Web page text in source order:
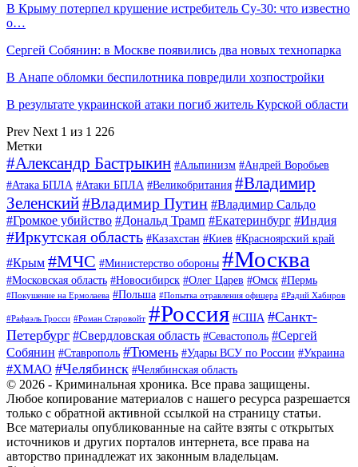
В Крыму потерпел крушение истребитель Су-30: что известно
о…
Сергей Собянин: в Москве появились два новых технопарка
В Анапе обломки беспилотника повредили хозпостройки
В результате украинской атаки погиб житель Курской области
Prev Next 1 из 1 226
Метки
#Александр Бастрыкин #Альпинизм #Андрей Воробьев
#Атака БПЛА #Атаки БПЛА #Великобритания #Владимир
Зеленский#Владимир Путин #Владимир Сальдо
#Громкое убийство #Дональд Трамп #Екатеринбург #Индия
#Иркутская область #Казахстан #Киев #Красноярский край
#Крым #МЧС #Министерство обороны #Москва
#Московская область #Новосибирск #Олег Царев #Омск #Пермь
#Покушение на Ермолаева #Польша #Попытка отравления офицера #Радий Хабиров
#Рафаэль Гросси #Роман Старовойт #Россия #США #Санкт-
Петербург #Свердловская область #Севастополь #Сергей
Собянин #Ставрополь #Тюмень #Удары ВСУ по России #Украина
#ХМАО #Челябинск #Челябинская область
© 2026 - Криминальная хроника. Все права защищены.
Любое копирование материалов с нашего ресурса разрешается
только с обратной активной ссылкой на страницу статьи.
Все материалы опубликованные на сайте взяты с открытых
источников и других порталов интернета, все права на
авторство принадлежат их законным владельцам.